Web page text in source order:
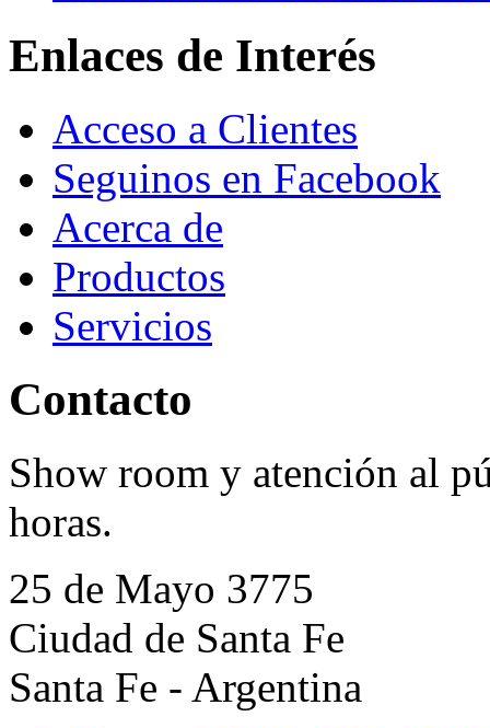
Enlaces de Interés
Acceso a Clientes
Seguinos en Facebook
Acerca de
Productos
Servicios
Contacto
Show room y atención al
horas.
25 de Mayo 3775
Ciudad de Santa Fe
Santa Fe - Argentina